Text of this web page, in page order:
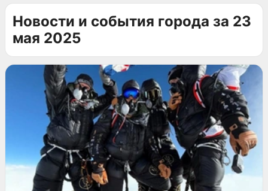
Новости и события города за 23
мая 2025